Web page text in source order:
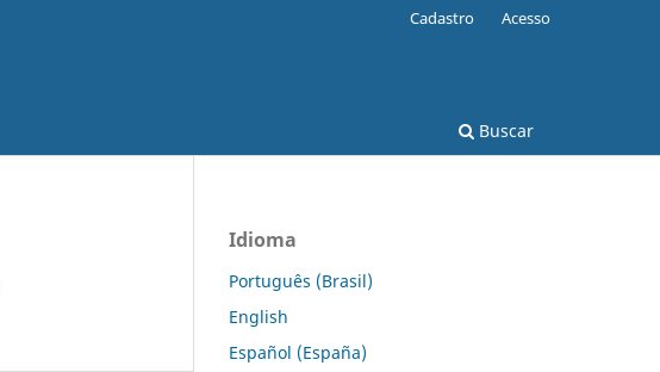
Buscar
Cadastro Acesso
Idioma
Português (Brasil)
English
Español (España)